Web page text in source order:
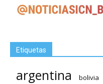
Etiquetas
argentina bolivia